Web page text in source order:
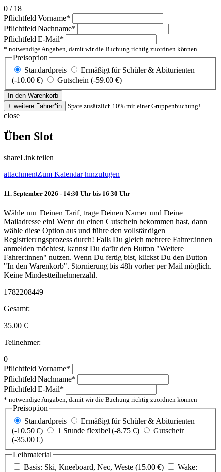
0 / 18
Pflichtfeld Vorname*
Pflichtfeld Nachname*
Pflichtfeld E-Mail*
* notwendige Angaben, damit wir die Buchung richtig zuordnen können
Preisoption
Standardpreis
Ermäßigt für Schüler & Abiturienten
(-10.00 €)
Gutschein (-59.00 €)
Spare zusätzlich 10% mit einer Gruppenbuchung!
close
Üben Slot
shareLink teilen
attachmentZum Kalendar hinzufügen
11. September 2026 - 14:30 Uhr bis 16:30 Uhr
Wähle nun Deinen Tarif, trage Deinen Namen und Deine
Mailadresse ein! Wenn du einen Gutschein bekommen hast, dann
wähle diese Option aus und führe den vollständigen
Registrierungsprozess durch! Falls Du gleich mehrere Fahrer:innen
anmelden möchtest, kannst Du dafür den Button "Weitere
Fahrer:innen" nutzen. Wenn Du fertig bist, klickst Du den Button
"In den Warenkorb". Stornierung bis 48h vorher per Mail möglich.
Keine Mindestteilnehmerzahl.
1782208449
Gesamt:
35.00 €
Teilnehmer:
0
Pflichtfeld Vorname*
Pflichtfeld Nachname*
Pflichtfeld E-Mail*
* notwendige Angaben, damit wir die Buchung richtig zuordnen können
Preisoption
Standardpreis
Ermäßigt für Schüler & Abiturienten
(-10.50 €)
1 Stunde flexibel (-8.75 €)
Gutschein
(-35.00 €)
Leihmaterial
Basis: Ski, Kneeboard, Neo, Weste (15.00 €)
Wake: